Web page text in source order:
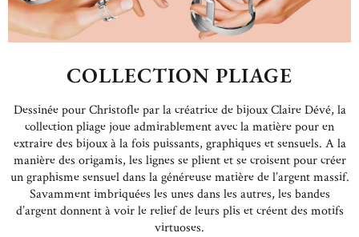
COLLECTION PLIAGE
Dessinée pour Christofle par la créatrice de bijoux Claire Dévé, la
collection pliage joue admirablement avec la matière pour en
extraire des bijoux à la fois puissants, graphiques et sensuels. A la
manière des origamis, les lignes se plient et se croisent pour créer
un graphisme sensuel dans la généreuse matière de l’argent massif.
Savamment imbriquées les unes dans les autres, les bandes
d’argent donnent à voir le relief de leurs plis et créent des motifs
virtuoses.